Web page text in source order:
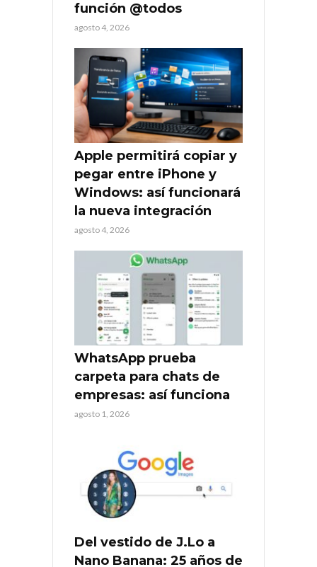
función @todos
agosto 4, 2026
Apple permitirá copiar y
pegar entre iPhone y
Windows: así funcionará
la nueva integración
agosto 4, 2026
WhatsApp prueba
carpeta para chats de
empresas: así funciona
agosto 1, 2026
Del vestido de J.Lo a
Nano Banana: 25 años de